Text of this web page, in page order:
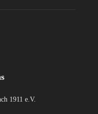
1911 e.V.